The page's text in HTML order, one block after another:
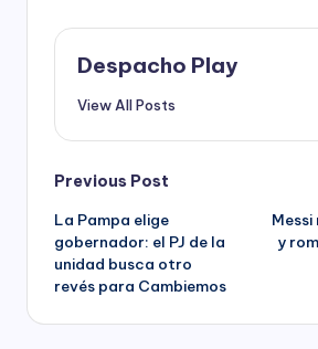
Despacho Play
View All Posts
Post
navigation
Previous Post
La Pampa elige
gobernador: el PJ de la
unidad busca otro
revés para Cambiemos
y